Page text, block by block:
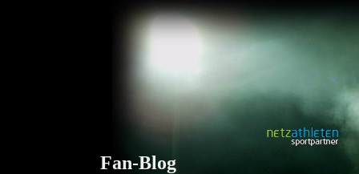
Fan-Blog